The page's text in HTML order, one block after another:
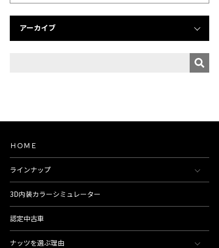
アーカイブ
ＨＯＭＥ
ラインナップ
3D内装カラーシミュレーター
認定中古車
ナッツを選ぶ理由